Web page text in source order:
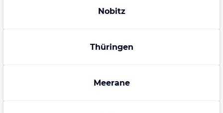
Nobitz
Thüringen
Meerane